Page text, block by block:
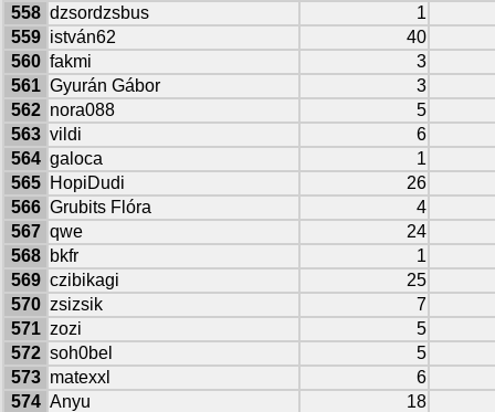
558 dzsordzsbus
1
559 istván62
40
560 fakmi
3
561 Gyurán Gábor
3
562 nora088
5
563 vildi
6
564 galoca
1
565
HopiDudi
26
566 Grubits Flóra
4
567 qwe
24
568
bkfr
1
569 czibikagi
25
570 zsizsik
7
571 zozi
5
572 soh0bel
5
573 matexxl
6
574 Anyu
18